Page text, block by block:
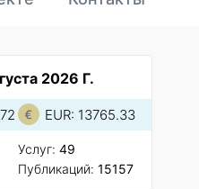
2026 Г.
EUR: 13765.33
Услуг: 49
Публикаций: 15157